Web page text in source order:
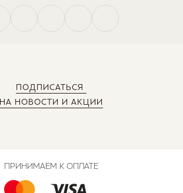
ПОДПИСАТЬСЯ
НА НОВОСТИ И АКЦИИ
ПРИНИМАЕМ К ОПЛАТЕ